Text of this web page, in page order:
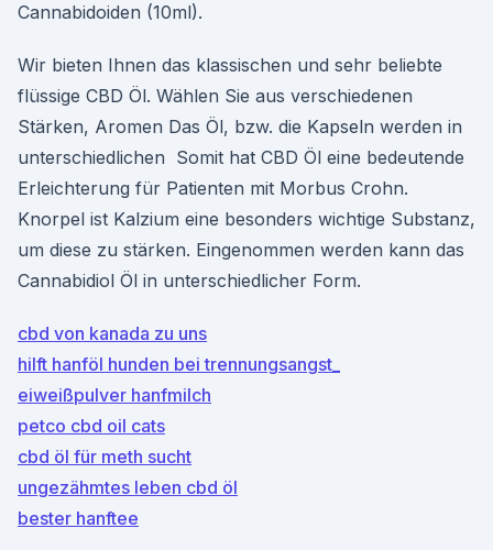
Cannabidoiden (10ml).
Wir bieten Ihnen das klassischen und sehr beliebte
flüssige CBD Öl. Wählen Sie aus verschiedenen
Stärken, Aromen Das Öl, bzw. die Kapseln werden in
unterschiedlichen Somit hat CBD Öl eine bedeutende
Erleichterung für Patienten mit Morbus Crohn.
Knorpel ist Kalzium eine besonders wichtige Substanz,
um diese zu stärken. Eingenommen werden kann das
Cannabidiol Öl in unterschiedlicher Form.
cbd von kanada zu uns
hilft hanföl hunden bei trennungsangst_
eiweißpulver hanfmilch
petco cbd oil cats
cbd öl für meth sucht
ungezähmtes leben cbd öl
bester hanftee